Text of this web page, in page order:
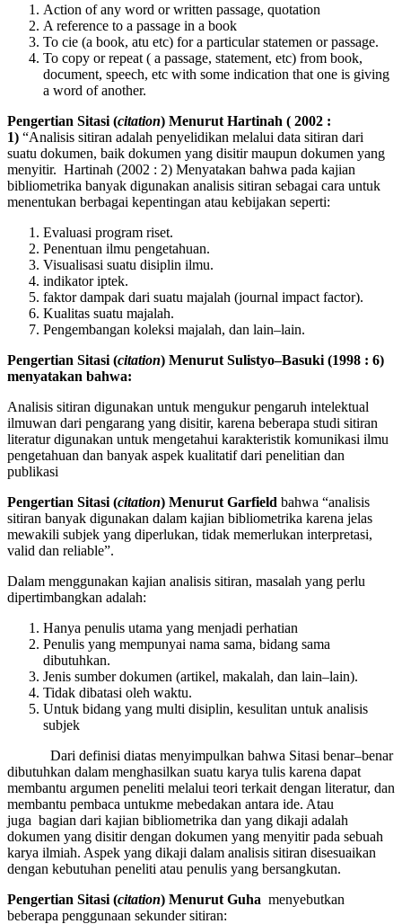
Action of any word or written passage, quotation
A reference to a passage in a book
To cie (a book, atu etc) for a particular statemen or passage.
To copy or repeat ( a passage, statement, etc) from book,
document, speech, etc with some indication that one is giving
a word of another.
Pengertian Sitasi (citation) Menurut Hartinah ( 2002 :
1) “Analisis sitiran adalah penyelidikan melalui data sitiran dari
suatu dokumen, baik dokumen yang disitir maupun dokumen yang
menyitir. Hartinah (2002 : 2) Menyatakan bahwa pada kajian
bibliometrika banyak digunakan analisis sitiran sebagai cara untuk
menentukan berbagai kepentingan atau kebijakan seperti:
Evaluasi program riset.
Penentuan ilmu pengetahuan.
Visualisasi suatu disiplin ilmu.
indikator iptek.
faktor dampak dari suatu majalah (journal impact factor).
Kualitas suatu majalah.
Pengembangan koleksi majalah, dan lain–lain.
Pengertian Sitasi (citation) Menurut Sulistyo–Basuki (1998 : 6)
menyatakan bahwa:
Analisis sitiran digunakan untuk mengukur pengaruh intelektual
ilmuwan dari pengarang yang disitir, karena beberapa studi sitiran
literatur digunakan untuk mengetahui karakteristik komunikasi ilmu
pengetahuan dan banyak aspek kualitatif dari penelitian dan
publikasi
Pengertian Sitasi (citation) Menurut Garfield bahwa “analisis
sitiran banyak digunakan dalam kajian bibliometrika karena jelas
mewakili subjek yang diperlukan, tidak memerlukan interpretasi,
valid dan reliable”.
Dalam menggunakan kajian analisis sitiran, masalah yang perlu
dipertimbangkan adalah:
Hanya penulis utama yang menjadi perhatian
Penulis yang mempunyai nama sama, bidang sama
dibutuhkan.
Jenis sumber dokumen (artikel, makalah, dan lain–lain).
Tidak dibatasi oleh waktu.
Untuk bidang yang multi disiplin, kesulitan untuk analisis
subjek
Dari definisi diatas menyimpulkan bahwa Sitasi benar–benar
dibutuhkan dalam menghasilkan suatu karya tulis karena dapat
membantu argumen peneliti melalui teori terkait dengan literatur, dan
membantu pembaca untukme mebedakan antara ide. Atau
juga bagian dari kajian bibliometrika dan yang dikaji adalah
dokumen yang disitir dengan dokumen yang menyitir pada sebuah
karya ilmiah. Aspek yang dikaji dalam analisis sitiran disesuaikan
dengan kebutuhan peneliti atau penulis yang bersangkutan.
Pengertian Sitasi (citation) Menurut Guha menyebutkan
beberapa penggunaan sekunder sitiran: